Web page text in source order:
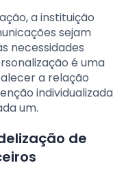
a instituição
sejam
necessidades
é uma
a relação
individualizada
um.
de